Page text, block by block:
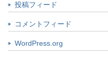
投稿フィード
コメントフィード
WordPress.org